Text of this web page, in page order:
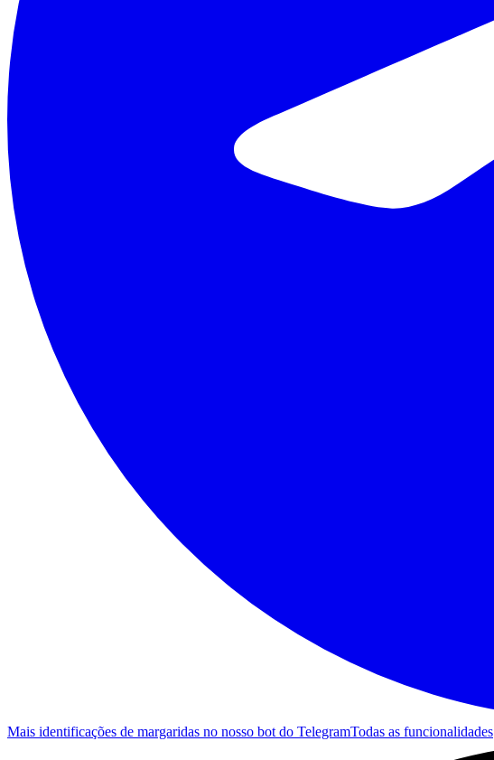
Mais identificações de margaridas no nosso bot do TelegramTodas as funcionalidades